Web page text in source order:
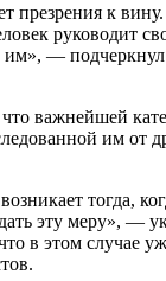
презрения к
руководит
им», — подчеркнул
важнейшей
им от
тогда,
эту меру», —
в этом случае